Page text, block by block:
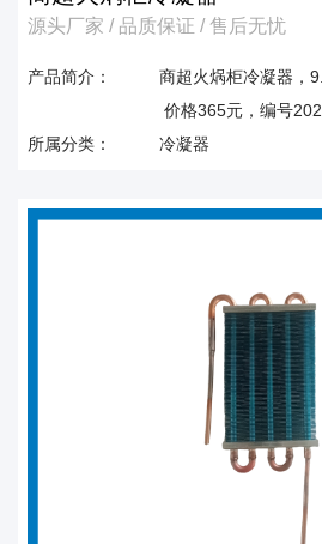
源头厂家 / 品质保证 / 售后无忧
产品简介：
商超火㶽柜冷凝器，
价格365元，编号
所属分类：
冷凝器